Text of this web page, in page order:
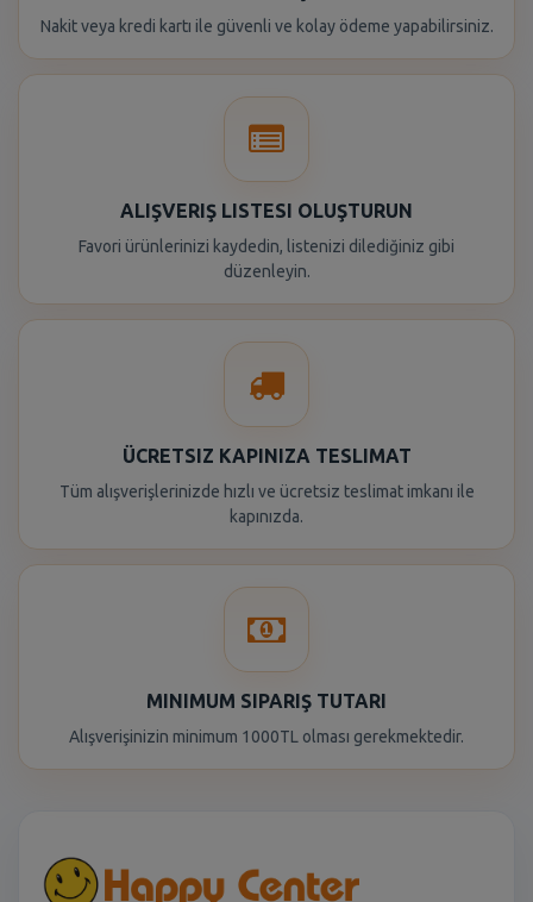
Nakit veya kredi kartı ile güvenli ve kolay ödeme yapabilirsiniz.
ALIŞVERIŞ LISTESI OLUŞTURUN
Favori ürünlerinizi kaydedin, listenizi dilediğiniz gibi
düzenleyin.
ÜCRETSIZ KAPINIZA TESLIMAT
Tüm alışverişlerinizde hızlı ve ücretsiz teslimat imkanı ile
kapınızda.
MINIMUM SIPARIŞ TUTARI
Alışverişinizin minimum 1000TL olması gerekmektedir.